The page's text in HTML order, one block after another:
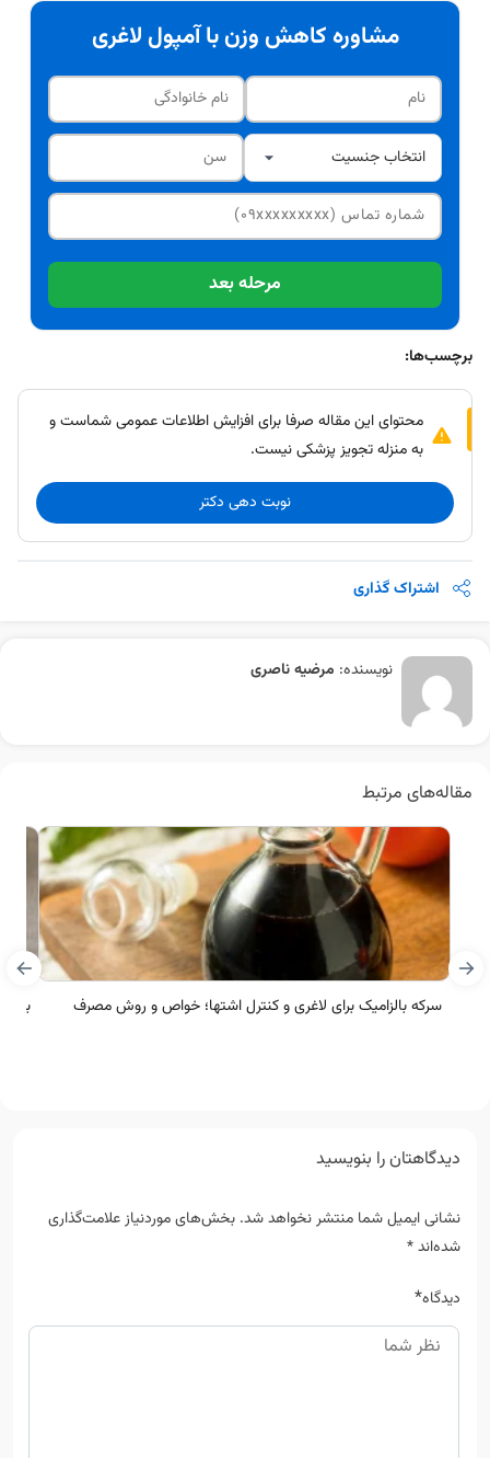
مشاوره کاهش وزن با آمپول لاغری
مرحله بعد
برچسب‌ها:
محتوای این مقاله صرفا برای افزایش اطلاعات عمومی شماست و
به منزله تجویز پزشکی نیست.
نوبت دهی دکتر
اشتراک گذاری
نویسنده: مرضیه ناصری
مقاله‌های مرتبط
سرکه بالزامیک برای لاغری و کنترل اشتها؛ خواص و روش مصرف
دیدگاهتان را بنویسید
نشانی ایمیل شما منتشر نخواهد شد. بخش‌های موردنیاز علامت‌گذاری
شده‌اند*
دیدگاه*